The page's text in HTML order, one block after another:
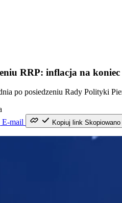
RRP: inflacja na
po posiedzeniu Rady Polityki
E-mail Kopiuj link Skopiowano